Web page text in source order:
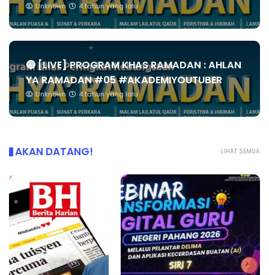
Unknown 4 tahun yang lalu
🔴 [LIVE] PROGRAM KHAS RAMADAN : AHLAN
YA RAMADAN #05 #AKADEMIYOUTUBER
Unknown 4 tahun yang lalu
LIHAT SEMUA
AKAN DATANG!